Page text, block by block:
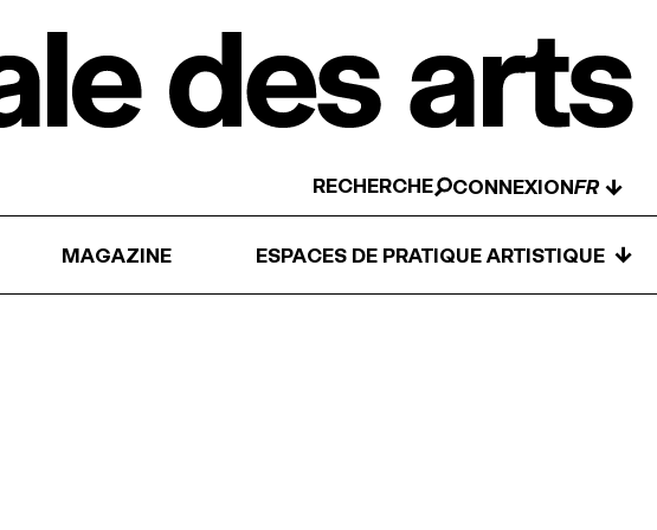
RECHERCHE CONNEXION ↓
MAGAZINE ESPACES DE PRATIQUE ARTISTIQUE ↓